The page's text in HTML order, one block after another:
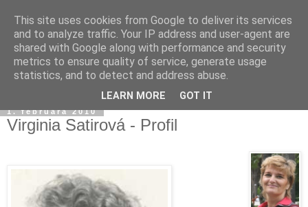
1. februára 2010
Virginia Satirová - Profil
This site uses cookies from Google to deliver its services
and to analyze traffic. Your IP address and user-agent are
shared with Google along with performance and security
metrics to ensure quality of service, generate usage
statistics, and to detect and address abuse.
LEARN MORE GOT IT